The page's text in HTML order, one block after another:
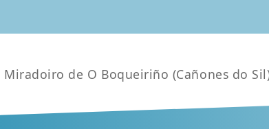
Miradoiro de O Boqueiriño (Cañones do Sil)